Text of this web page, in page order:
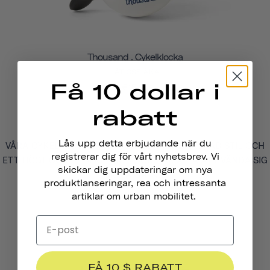
Thousand . Cykelklocka
€15,95
VÅRA CYKELKLOCKOR HAR EN RETROINSPIRERAD STIL OCH
ETT HÖGT OCH TYDLIGT LJUD SOM FÅR ALLA ATT VÄNDA SIG
OM PÅ GATAN.
Få 10 dollar i
rabatt
Lås upp detta erbjudande när du
registrerar dig för vårt nyhetsbrev. Vi
skickar dig uppdateringar om nya
produktlanseringar, rea och intressanta
artiklar om urban mobilitet.
FÅ 10 $ RABATT